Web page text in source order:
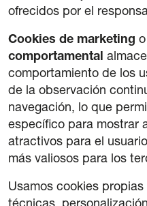
ofrecidos por el
Cookies de marketing o
comportamental
comportamiento de los
de la observación
navegación, lo que
específico para mostrar
atractivos para el
más valiosos para los
Usamos cookies